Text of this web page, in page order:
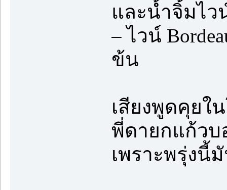
และน้ำจิ้มไว
– ไวน์
ข้น
เสียงพูดคุยใ
พี่ดายกแก้วบ
เพราะพรุ่งนี้